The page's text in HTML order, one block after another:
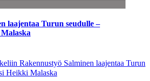
laajentaa Turun seudulle –
Rakennustyö Salminen laajentaa Turun
Heikki Malaska